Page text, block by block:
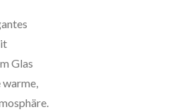
Glas
warme,